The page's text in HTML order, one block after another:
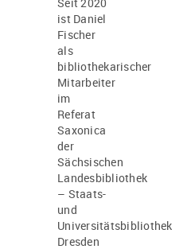
Seit 2020
ist Daniel
Fischer
als
bibliothekarischer
Mitarbeiter
im
Referat
Saxonica
der
Sächsischen
Landesbibliothek
– Staats-
und
Universitätsbibliothek
Dresden